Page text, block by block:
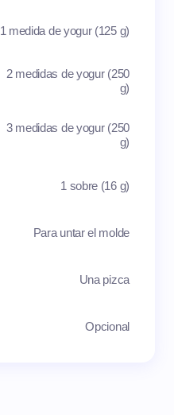
1 medida de yogur (125 g)
2 medidas de yogur (250
g)
3 medidas de yogur (250
g)
1 sobre (16 g)
Para untar el molde
Una pizca
Opcional